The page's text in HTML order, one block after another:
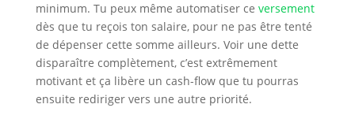
minimum. Tu peux même automatiser ce versement
dès que tu reçois ton salaire, pour ne pas être tenté
de dépenser cette somme ailleurs. Voir une dette
disparaître complètement, c’est extrêmement
motivant et ça libère un cash-flow que tu pourras
ensuite rediriger vers une autre priorité.